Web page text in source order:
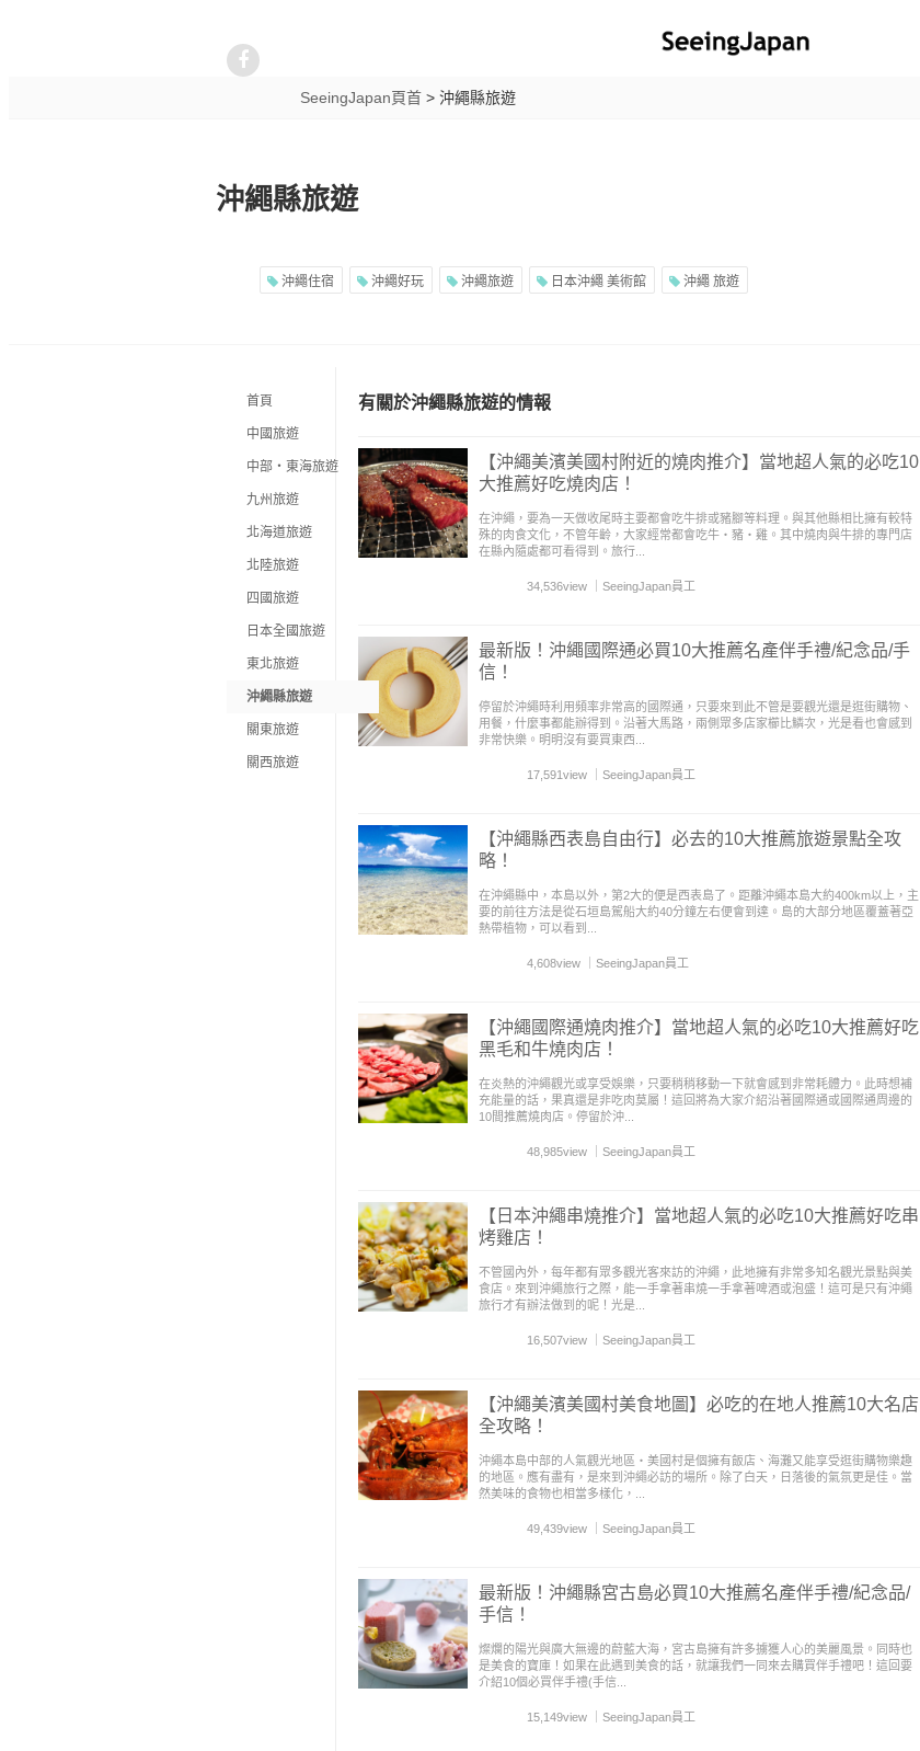
SeeingJapan頁首> 沖繩縣旅遊
沖繩縣旅遊
沖繩住宿 沖繩好玩 沖繩旅遊 日本沖繩 美術館 沖繩 旅遊
有關於沖繩縣旅遊的情報
【沖繩美濱美國村附近的燒肉推介】當地超人氣的必吃10
大推薦好吃燒肉店！
在沖繩，要為一天做收尾時主要都會吃牛排或豬腳等料理。與其他縣相比擁有較特
殊的肉食文化，不管年齡，大家經常都會吃牛‧豬‧雞。其中燒肉與牛排的專門店
在縣內隨處都可看得到。旅行...
34,536view SeeingJapan員工
最新版！沖繩國際通必買10大推薦名產伴手禮/紀念品/手
信！
停留於沖繩時利用頻率非常高的國際通，只要來到此不管是要觀光還是逛街購物、
用餐，什麼事都能辦得到。沿著大馬路，兩側眾多店家櫛比鱗次，光是看也會感到
非常快樂。明明沒有要買東西...
17,591view SeeingJapan員工
【沖繩縣西表島自由行】必去的10大推薦旅遊景點全攻
略！
在沖繩縣中，本島以外，第2大的便是西表島了。距離沖繩本島大約400km以上，主
要的前往方法是從石垣島駕船大約40分鐘左右便會到達。島的大部分地區覆蓋著亞
熱帶植物，可以看到...
4,608view SeeingJapan員工
【沖繩國際通燒肉推介】當地超人氣的必吃10大推薦好吃
黑毛和牛燒肉店！
在炎熱的沖繩觀光或享受娛樂，只要稍稍移動一下就會感到非常耗體力。此時想補
充能量的話，果真還是非吃肉莫屬！這回將為大家介紹沿著國際通或國際通周邊的
10間推薦燒肉店。停留於沖...
48,985view SeeingJapan員工
【日本沖繩串燒推介】當地超人氣的必吃10大推薦好吃串
烤雞店！
不管國內外，每年都有眾多觀光客來訪的沖繩，此地擁有非常多知名觀光景點與美
食店。來到沖繩旅行之際，能一手拿著串燒一手拿著啤酒或泡盛！這可是只有沖繩
旅行才有辦法做到的呢！光是...
16,507view SeeingJapan員工
【沖繩美濱美國村美食地圖】必吃的在地人推薦10大名店
全攻略！
沖繩本島中部的人氣觀光地區‧美國村是個擁有飯店、海灘又能享受逛街購物樂趣
的地區。應有盡有，是來到沖繩必訪的場所。除了白天，日落後的氣氛更是佳。當
然美味的食物也相當多樣化，...
49,439view SeeingJapan員工
最新版！沖繩縣宮古島必買10大推薦名產伴手禮/紀念品/
手信！
燦爛的陽光與廣大無邊的蔚藍大海，宮古島擁有許多擄獲人心的美麗風景。同時也
是美食的寶庫！如果在此遇到美食的話，就讓我們一同來去購買伴手禮吧！這回要
介紹10個必買伴手禮(手信...
15,149view SeeingJapan員工
首頁
中國旅遊
中部・東海旅遊
九州旅遊
北海道旅遊
北陸旅遊
四國旅遊
日本全國旅遊
東北旅遊
沖繩縣旅遊
關東旅遊
關西旅遊